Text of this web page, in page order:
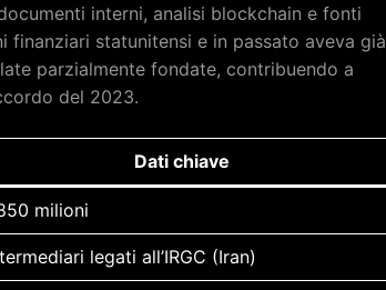
interni, analisi blockchain e fonti
finanziari statunitensi e in passato aveva già
parzialmente fondate, contribuendo a
del 2023.
Dati chiave
milioni
legati all’IRGC (Iran)